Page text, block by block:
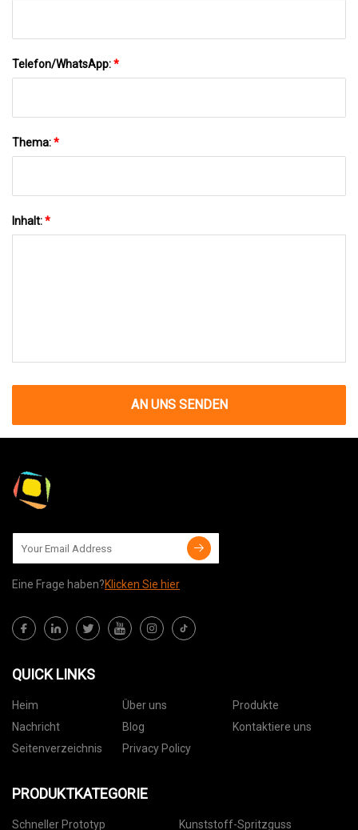
Telefon/WhatsApp:*
Thema:*
Inhalt:*
AN UNS SENDEN
Eine Frage haben?Klicken Sie hier
QUICK LINKS
Heim Über uns
Produkte
Nachricht
Blog
Kontaktiere uns
Seitenverzeichnis
Privacy Policy
PRODUKTKATEGORIE
Schneller Prototyp Kunststoff-Spritzguss